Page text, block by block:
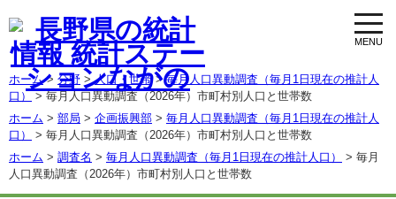
ホーム> 分野 >人口・世帯>毎月人口異動調査（毎月1日現在の推計人
口）
> 毎月人口異動調査（2026年）市町村別人口と世帯数
ホーム > 部局 > 企画振興部 > 毎月人口異動調査（毎月1日現在の推計人
口）
> 毎月人口異動調査（2026年）市町村別人口と世帯数
ホーム > 調査名 > 毎月人口異動調査（毎月1日現在の推計人口）
> 毎月
人口異動調査（2026年）市町村別人口と世帯数